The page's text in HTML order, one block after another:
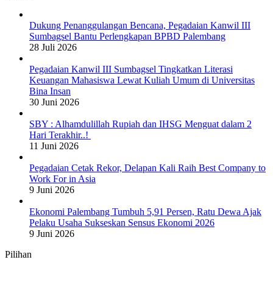
Dukung Penanggulangan Bencana, Pegadaian Kanwil III
Sumbagsel Bantu Perlengkapan BPBD Palembang
28 Juli 2026
Pegadaian Kanwil III Sumbagsel Tingkatkan Literasi
Keuangan Mahasiswa Lewat Kuliah Umum di Universitas
Bina Insan
30 Juni 2026
SBY : Alhamdulillah Rupiah dan IHSG Menguat dalam 2
Hari Terakhir..!
11 Juni 2026
Pegadaian Cetak Rekor, Delapan Kali Raih Best Company to
Work For in Asia
9 Juni 2026
Ekonomi Palembang Tumbuh 5,91 Persen, Ratu Dewa Ajak
Pelaku Usaha Sukseskan Sensus Ekonomi 2026
9 Juni 2026
Pilihan